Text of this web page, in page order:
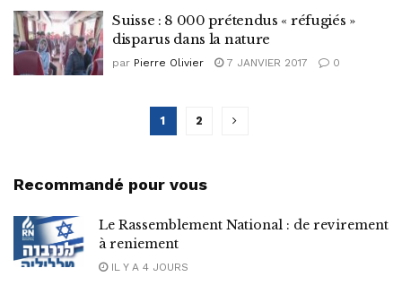
Suisse : 8 000 prétendus « réfugiés »
disparus dans la nature
par Pierre Olivier 7 JANVIER 2017 0
1 2
Recommandé pour vous
Le Rassemblement National : de revirement
à reniement
IL Y A 4 JOURS